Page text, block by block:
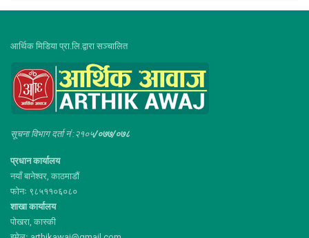
आर्थिक मिडिया प्रा.लि.द्वारा सञ्चालित
सूचना विभाग दर्ता नं :२१०५/०७७/०७८
प्रधान कार्यालय
नयाँ बानेश्वर, काठमाडौं
फोनः ९८५११०६०८०
शाखा कार्यालय
पोखरा, कास्की